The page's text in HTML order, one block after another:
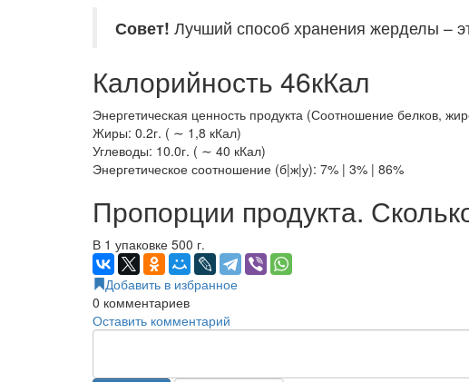
Совет! Лучший способ хранения жерделы –
Калорийность 46кКал
Энергетическая ценность продукта (Соотношение белков,
Жиры: 0.2г. ( ∼ 1,8 кКал)
Углеводы: 10.0г. ( ∼ 40 кКал)
Энергетическое соотношение (б|ж|у): 7% | 3% | 86%
Пропорции продукта.
В 1 упаковке 500 г.
Добавить в избранное
0 комментариев
Оставить комментарий